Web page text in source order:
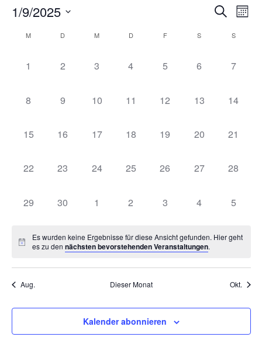
und
Suche
1/9/2025
wählen.Kalender
von
Veranstaltungen
M D M D F S S
0
1
0
2
0
3
0
4
0
5
0
6
0
7
0
8
0
9
0
10
0
11
0
12
0
13
0
14
0
15
0
16
0
17
0
18
0
19
0
20
0
21
0
22
0
23
0
24
0
25
0
26
0
27
0
28
0
29
0
30
0
1
0
2
0
3
0
4
0
5
Es wurden keine Ergebnisse für diese Ansicht gefunden. Hier geht
es zu dennächsten bevorstehenden Veranstaltungen.
Aug. Dieser Monat Okt.
Kalender abonnieren